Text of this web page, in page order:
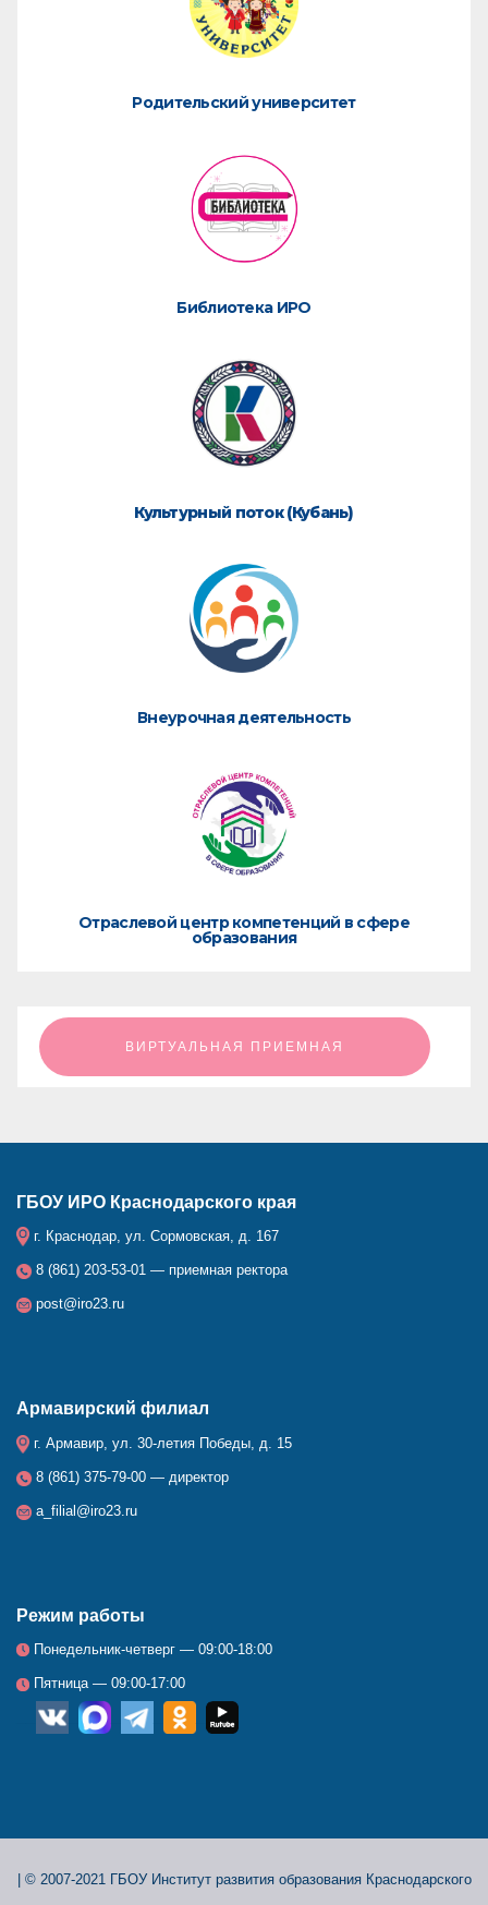
Родительский университет
Библиотека ИРО
Культурный поток (Кубань)
Внеурочная деятельность
Отраслевой центр компетенций в сфере
образования
ㅤㅤㅤㅤㅤㅤㅤㅤㅤВИРТУАЛЬНАЯ ПРИЕМНАЯㅤㅤㅤㅤㅤㅤㅤㅤㅤ
ГБОУ ИРО Краснодарского края
г. Краснодар, ул. Сормовская, д. 167
8 (861) 203-53-01 — приемная ректора
post@iro23.ru
Армавирский филиал
г. Армавир, ул. 30-летия Победы, д. 15
8 (861) 375-79-00 — директор
a_filial@iro23.ru
Режим работы
Понедельник-четверг — 09:00-18:00
Пятница — 09:00-17:00
© 2007-2021 ГБОУ Институт развития образования Краснодарского